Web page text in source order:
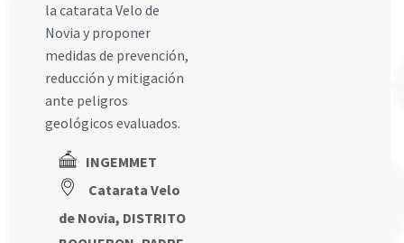
la catarata Velo de
Novia y proponer
medidas de prevención,
reducción y mitigación
ante peligros
geológicos evaluados.
INGEMMET
Catarata Velo
de Novia, DISTRITO